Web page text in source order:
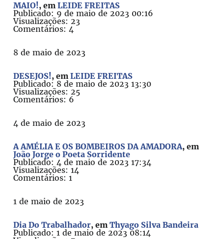
MAIO!, emLEIDE FREITAS
Publicado: 9 de maio de 2023 00:16
Visualizações: 23
Comentários: 4
8 de maio de 2023
DESEJOS!, emLEIDE FREITAS
Publicado: 8 de maio de 2023 13:30
Visualizações: 25
Comentários: 6
4 de maio de 2023
A AMÉLIA E OS BOMBEIROS DA AMADORA, em
João Jorge o Poeta Sorridente
Publicado: 4 de maio de 2023 17:34
Visualizações: 14
Comentários: 1
1 de maio de 2023
Dia Do Trabalhador, emThyago Silva Bandeira
Publicado: 1 de maio de 2023 08:14